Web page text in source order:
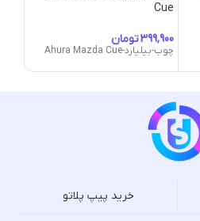
Cue
تومان
چوب-بیلیارد-Ahura Mazda Cue
خرید پیپ پلاتو